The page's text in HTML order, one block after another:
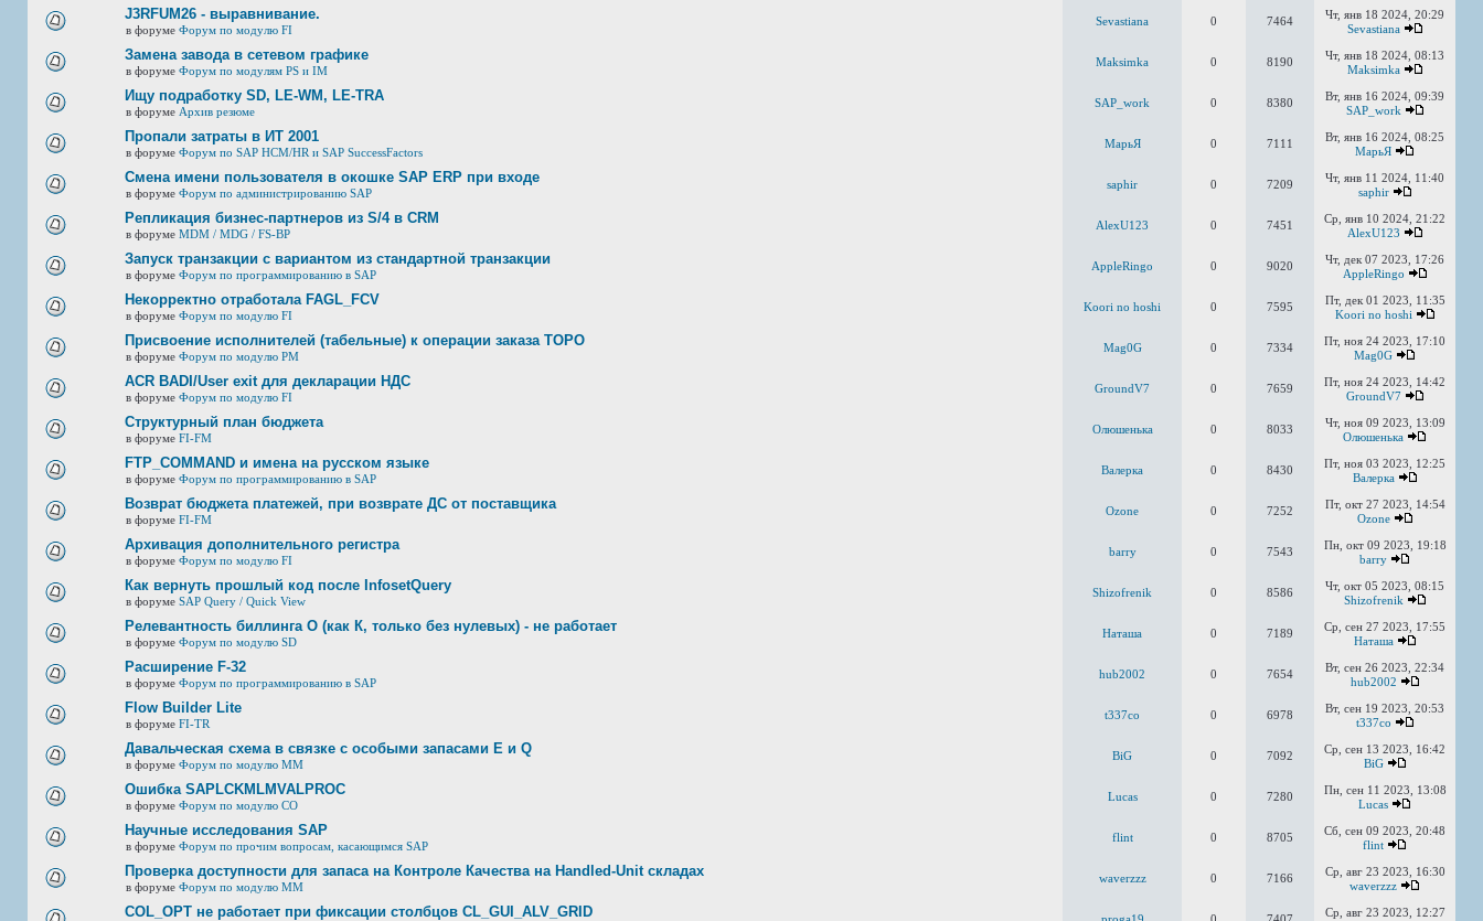
J3RFUМ26 - выравнивание.
в форуме Форум по модулю FI
Sevastiana 0 7464
Чт, янв 18 2024, 20:29
Sevastiana
Замена завода в сетевом графике
в форуме Форум по модулям PS и IM
Maksimka 0 8190
Чт, янв 18 2024, 08:13
Maksimka
Ищу подработку SD, LE-WM, LE-TRA
в форуме Архив резюме
SAP_work 0 8380
Вт, янв 16 2024, 09:39
SAP_work
Пропали затраты в ИТ 2001
в форуме Форум по SAP HCM/HR и SAP SuccessFactors
MaрьЯ 0 7111
Вт, янв 16 2024, 08:25
MaрьЯ
Смена имени пользователя в окошке SAP ERP при входе
в форуме Форум по администрированию SAP
saphir 0 7209
Чт, янв 11 2024, 11:40
saphir
Репликация бизнес-партнеров из S/4 в CRM
в форуме MDM / MDG / FS-BP
AlexU123 0 7451
Ср, янв 10 2024, 21:22
AlexU123
Запуск транзакции с вариантом из стандартной транзакции
в форуме Форум по программированию в SAP
AppleRingo 0 9020
Чт, дек 07 2023, 17:26
AppleRingo
Некорректно отработала FAGL_FCV
в форуме Форум по модулю FI
Koori no hoshi 0 7595
Пт, дек 01 2023, 11:35
Koori no hoshi
Присвоение исполнителей (табельные) к операции заказа ТОРО
в форуме Форум по модулю РМ
Mag0G 0 7334
Пт, ноя 24 2023, 17:10
Mag0G
ACR BADI/User exit для декларации НДС
в форуме Форум по модулю FI
GroundV7 0 7659
Пт, ноя 24 2023, 14:42
GroundV7
Структурный план бюджета
в форуме FI-FM
Олюшенька 0 8033
Чт, ноя 09 2023, 13:09
Олюшенька
FTP_COMMAND и имена на русском языке
в форуме Форум по программированию в SAP
Валерка 0 8430
Пт, ноя 03 2023, 12:25
Валерка
Возврат бюджета платежей, при возврате ДС от поставщика
в форуме FI-FM
Ozone 0 7252
Пт, окт 27 2023, 14:54
Ozone
Архивация дополнительного регистра
в форуме Форум по модулю FI
barry 0 7543
Пн, окт 09 2023, 19:18
barry
Как вернуть прошлый код после InfosetQuery
в форуме SAP Query / Quick View
Shizofrenik 0 8586
Чт, окт 05 2023, 08:15
Shizofrenik
Релевантность биллинга О (как К, только без нулевых) - не работает
в форуме Форум по модулю SD
Наташа 0 7189
Ср, сен 27 2023, 17:55
Наташа
Расширение F-32
в форуме Форум по программированию в SAP
hub2002 0 7654
Вт, сен 26 2023, 22:34
hub2002
Flow Builder Lite
в форуме FI-TR
t337co 0 6978
Вт, сен 19 2023, 20:53
t337co
Давальческая схема в связке с особыми запасами E и Q
в форуме Форум по модулю ММ
BiG 0 7092
Ср, сен 13 2023, 16:42
BiG
Ошибка SAPLCKMLMVALPROC
в форуме Форум по модулю СО
Lucas 0 7280
Пн, сен 11 2023, 13:08
Lucas
Научные исследования SAP
в форуме Форум по прочим вопросам, касающимся SAP
flint 0 8705
Сб, сен 09 2023, 20:48
flint
Проверка доступности для запаса на Контроле Качества на Handled-Unit складах
в форуме Форум по модулю ММ
waverzzz 0 7166
Ср, авг 23 2023, 16:30
waverzzz
COL_OPT не работает при фиксации столбцов CL_GUI_ALV_GRID
Ср, авг 23 2023, 12:27